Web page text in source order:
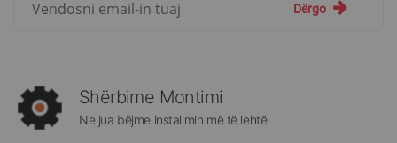
rreth
Megatek:
Dërgo
Shërbime Montimi
Ne jua bëjme instalimin më të lehtë